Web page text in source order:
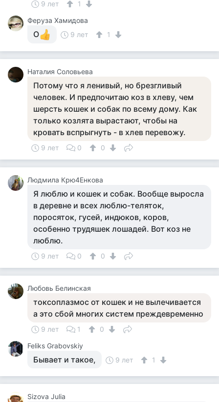
9 лет
1
Феруза Хамидова
О 9 лет 1
Наталия Соловьева
Потому что я ленивый, но брезгливый
человек. И предпочитаю коз в хлеву, чем
шерсть кошек и собак по всему дому. Как
только козлята вырастают, чтобы на
кровать вспрыгнуть - в хлев перевожу.
9 лет 0 0
Людмила Крю4Енкова
Я люблю и кошек и собак. Вообще выросла
в деревне и всех люблю-теляток,
поросяток, гусей, индюков, коров,
особенно трудяшек лошадей. Вот коз не
люблю.
9 лет 0 0
Любовь Белинская
токсоплазмос от кошек и не вылечивается
а это сбой многих систем преждевременно
9 лет 1
0
Feliks Grabovskiy
Бывает и такое, 9 лет 1
Sizova Julia